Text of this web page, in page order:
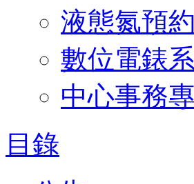
液態氮預
數位電錶
中心事務
目錄